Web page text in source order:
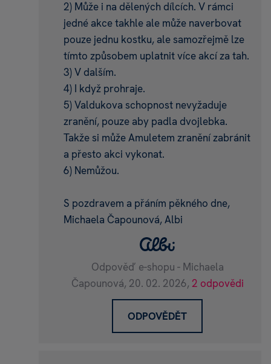
2) Může i na dělených dílcích. V rámci
jedné akce takhle ale může naverbovat
pouze jednu kostku, ale samozřejmě lze
tímto způsobem uplatnit více akcí za tah.
3) V dalším.
4) I když prohraje.
5) Valdukova schopnost nevyžaduje
zranění, pouze aby padla dvojlebka.
Takže si může Amuletem zranění zabránit
a přesto akci vykonat.
6) Nemůžou.
S pozdravem a přáním pěkného dne,
Michaela Čapounová, Albi
Odpověď e-shopu - Michaela
Čapounová, 20. 02. 2026, 2 odpovědi
ODPOVĚDĚT